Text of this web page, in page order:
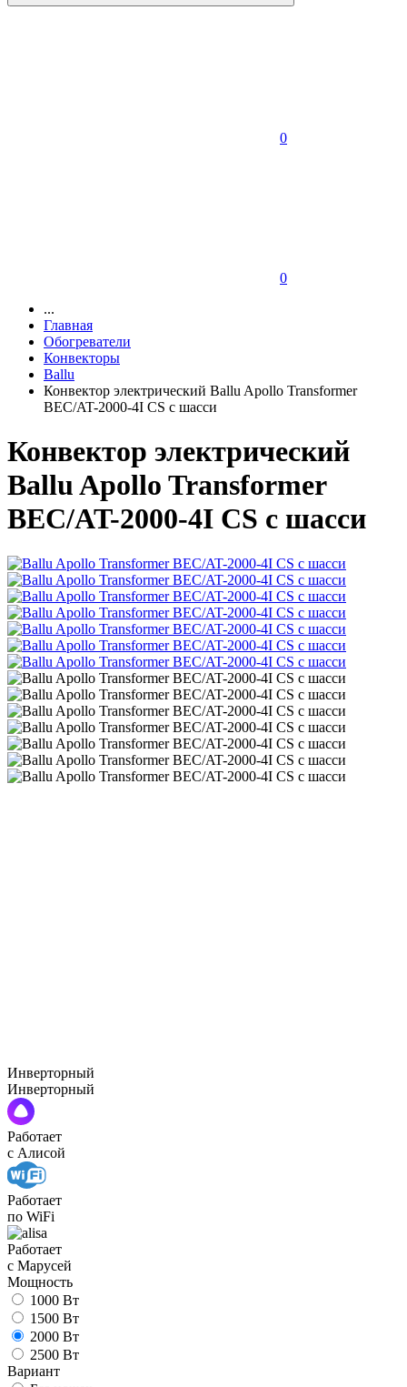
0
0
...
Главная
Обогреватели
Конвекторы
Ballu
Конвектор электрический Ballu Apollo Transformer
BEC/AT-2000-4I CS с шасси
Конвектор электрический
Ballu Apollo Transformer
BEC/AT-2000-4I CS с шасси
Инверторный
Инверторный
Работает
с Алисой
Работает
по WiFi
Работает
с Марусей
Мощность
1000 Вт
1500 Вт
2000 Вт
2500 Вт
Вариант